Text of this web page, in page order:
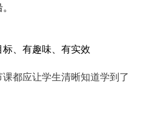
、有趣味、有实效
课都应让学生清晰知道学到了